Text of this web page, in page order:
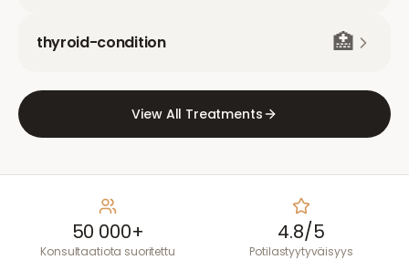
thyroid-condition 🏥
View All Treatments
50 000+
Konsultaatiota suoritettu
4.8/5
Potilastyytyväisyys